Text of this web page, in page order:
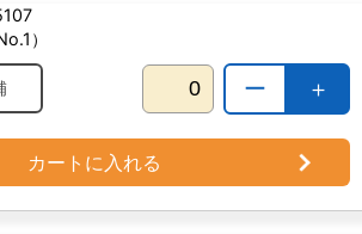
）
＋
ー
カートに入れる